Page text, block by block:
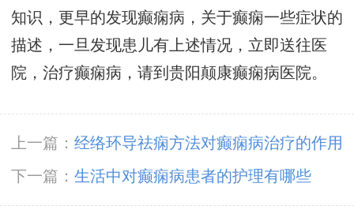
知识，更早的发现癫痫病，关于癫痫一些症状的
描述，一旦发现患儿有上述情况，立即送往医
院，治疗癫痫病，请到贵阳颠康癫痫病医院。
上一篇： 经络环导祛痫方法对癫痫病治疗的作用
下一篇： 生活中对癫痫病患者的护理有哪些